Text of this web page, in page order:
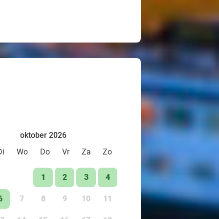
oktober 2026
Wo Do Vr Za Zo
1 2 3 4
7 8 9 10 11